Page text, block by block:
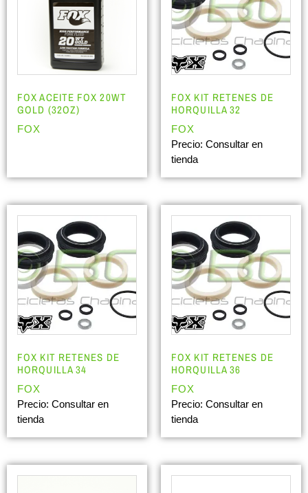
FOX ACEITE FOX 20WT
GOLD (32OZ)
FOX
FOX KIT RETENES DE
HORQUILLA 32
FOX
Precio: Consultar en
tienda
FOX KIT RETENES DE
HORQUILLA 34
FOX
Precio: Consultar en
tienda
FOX KIT RETENES DE
HORQUILLA 36
FOX
Precio: Consultar en
tienda